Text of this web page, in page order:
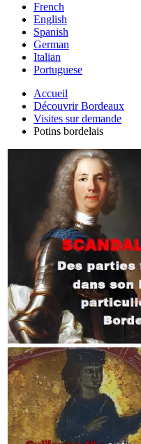
French
English
Spanish
German
Italian
Portuguese
Accueil
Découvrir Bordeaux
Visites sur demande
Potins bordelais